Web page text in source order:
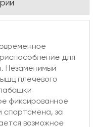
для
Незаменимый
плечевого
фиксированное
спортсмена, за
возможное